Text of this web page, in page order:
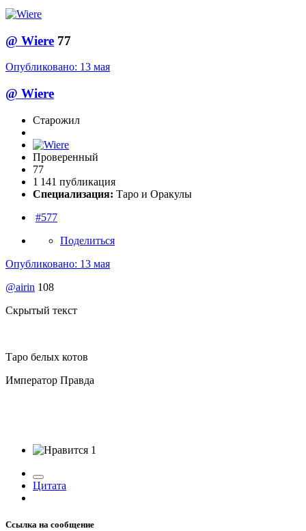
@ Wiere 77
Опубликовано: 13 мая
@ Wiere
Старожил
Проверенный
77
1 141 публикация
Специализация: Таро и Оракулы
#577
Поделиться
Опубликовано: 13 мая
@airin 108
Скрытый текст
Таро белых котов
Император Правда
1
Цитата
Ссылка на сообщение